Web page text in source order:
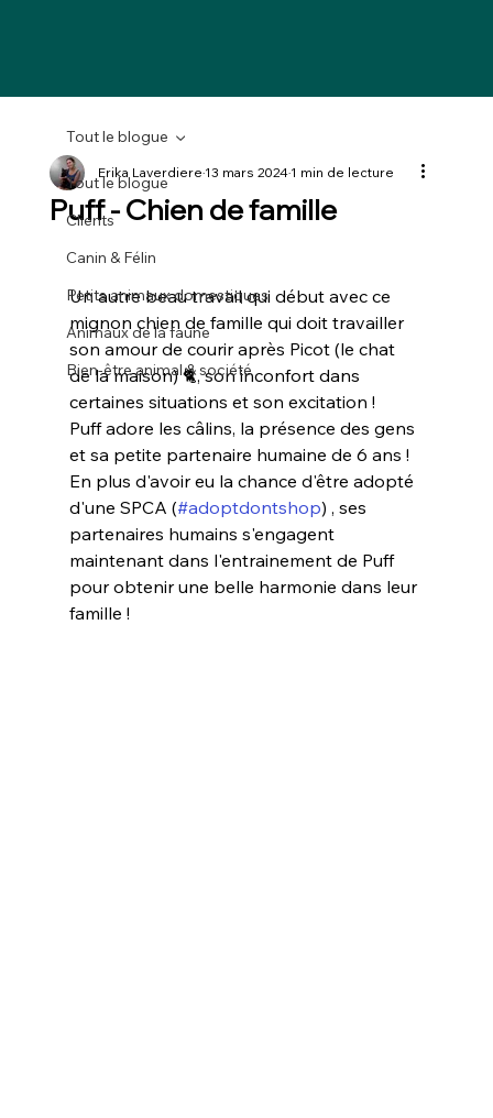
Tout le blogue
Clients
Canin & Félin
Petits animaux domestiques
Animaux de la faune
Bien-être animal & société
Tout le blogue
Puff - Chien de famille
Erika Laverdiere13 mars 20241 min de lecture
Un autre beau travail qui début avec ce
mignon chien de famille qui doit travailler
son amour de courir après Picot (le chat
de la maison) 🐈‍, son inconfort dans
certaines situations et son excitation !
Puff adore les câlins, la présence des gens
et sa petite partenaire humaine de 6 ans !
En plus d'avoir eu la chance d'être adopté
d'une SPCA (#adoptdontshop) , ses
partenaires humains s'engagent
maintenant dans l'entrainement de Puff
pour obtenir une belle harmonie dans leur
famille !